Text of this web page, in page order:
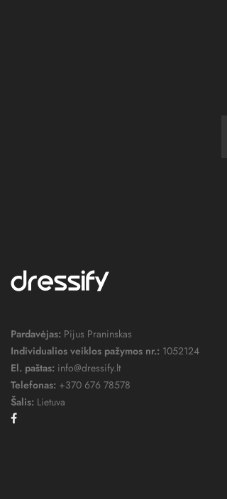
Pardavėjas: Pijus Praninskas
Individualios veiklos pažymos nr.: 1052124
El. paštas: info@dressify.lt
Telefonas: +370 676 78578
Šalis: Lietuva